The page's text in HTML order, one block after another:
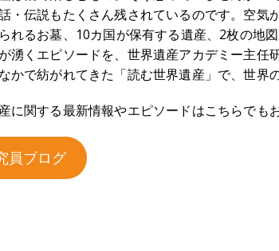
・伝説もたくさん残されているのです。空気
れるお墓、10カ国が保有する遺産、2枚の地
湧くエピソードを、世界遺産アカデミー主任
かで紡がれてきた「読む世界遺産」で、世界
に関する最新情報やエピソードはこちらでも
員ブログ